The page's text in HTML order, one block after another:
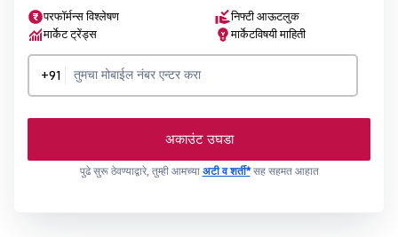
परफॉर्मन्स विश्लेषण
निफ्टी आऊटलुक
मार्केट ट्रेंड्स
मार्केटविषयी माहिती
+91
अकाउंट उघडा
पुढे सुरू ठेवण्याद्वारे, तुम्ही आमच्या अटी व शर्ती*सह सहमत आहात